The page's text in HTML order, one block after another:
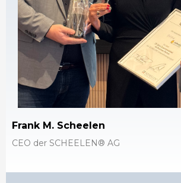
Frank M. Scheelen
CEO der SCHEELEN® AG